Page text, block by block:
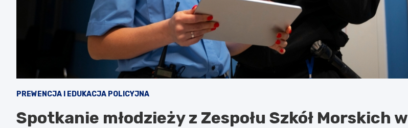
PREWENCJA I EDUKACJA POLICYJNA
Spotkanie młodzieży z Zespołu Szkół Morskich w